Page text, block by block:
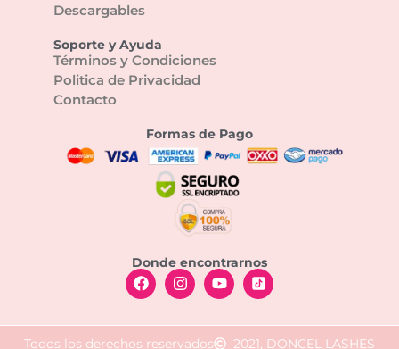
Descargables
Soporte y Ayuda
Términos y Condiciones
Politica de Privacidad
Contacto
Formas de Pago
Donde encontrarnos
Todos los derechos reservados 2021, DONCEL LASHES